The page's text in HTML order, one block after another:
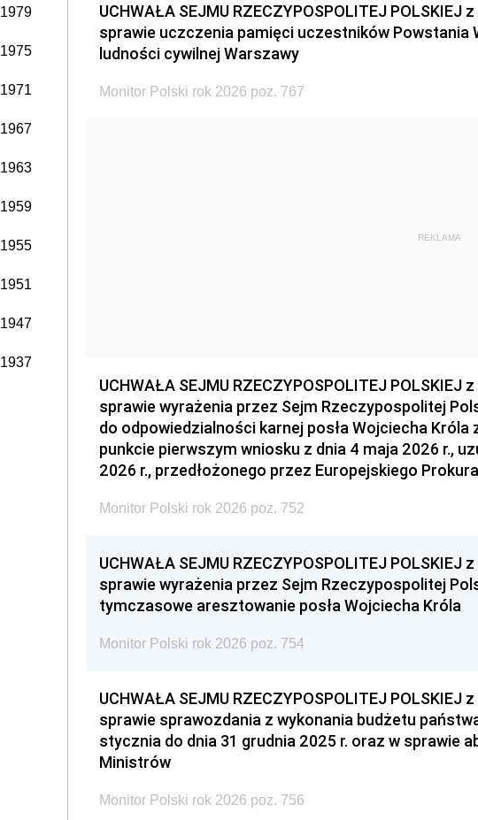
1979
1975
1971
1967
1963
1959
1955
1951
1947
1937
UCHWAŁA SEJMU RZECZYPOSPOLITEJ POLSKIEJ
sprawie uczczenia pamięci uczestników Powstania
ludności cywilnej Warszawy
Monitor Polski rok 2026 poz. 767
REKLAMA
UCHWAŁA SEJMU RZECZYPOSPOLITEJ POLSKIEJ
sprawie wyrażenia przez Sejm Rzeczypospolitej
do odpowiedzialności karnej posła Wojciecha Króla
punkcie pierwszym wniosku z dnia 4 maja 2026 r.,
2026 r., przedłożonego przez Europejskiego
Monitor Polski rok 2026 poz. 752
UCHWAŁA SEJMU RZECZYPOSPOLITEJ POLSKIEJ
sprawie wyrażenia przez Sejm Rzeczypospolitej
tymczasowe aresztowanie posła Wojciecha Króla
Monitor Polski rok 2026 poz. 754
UCHWAŁA SEJMU RZECZYPOSPOLITEJ POLSKIEJ
sprawie sprawozdania z wykonania budżetu
stycznia do dnia 31 grudnia 2025 r. oraz w sprawie
Ministrów
Monitor Polski rok 2026 poz. 756